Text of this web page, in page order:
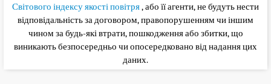
Світового індексу якості повітря, або її агенти, не будуть нести
відповідальність за договором, правопорушенням чи іншим
чином за будь-які втрати, пошкодження або збитки, що
виникають безпосередньо чи опосередковано від надання цих
даних.